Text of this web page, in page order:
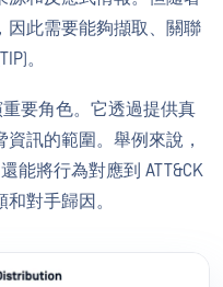
因此需要能夠擷取、關聯
。
要角色。它透過提供真
訊的範圍。舉例來說，
能將行為對應到 ATT&CK
對手歸因。